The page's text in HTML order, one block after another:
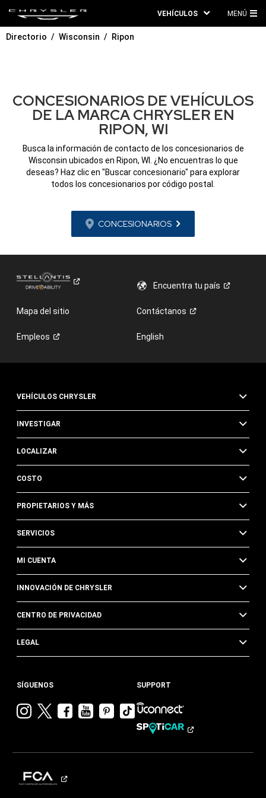
VEHÍCULOS MENÚ
Directorio Wisconsin Ripon
CONCESIONARIOS DE VEHÍCULOS
DE LA MARCA CHRYSLER EN
RIPON, WI
Busca la información de contacto de los concesionarios de
Wisconsin ubicados en Ripon, WI. ¿No encuentras lo que
deseas? Haz clic en "Buscar concesionario" para explorar
todos los concesionarios por código postal.
CONCESIONARIOS
Encuentra tupaís
Mapa del sitio Contáctanos
Empleos English
VEHÍCULOS CHRYSLER
INVESTIGAR
LOCALIZAR
COSTO
PROPIETARIOS Y MÁS
SERVICIOS
MI CUENTA
INNOVACIÓN DE CHRYSLER
CENTRO DE PRIVACIDAD
LEGAL
SÍGUENOS
VisitarVisitarVisitar
Chrysler en
Visitar
Chrysler en
Visitar
Chrysler en
Pinterest
Visita
Chrysler
Tik
SUPPORT